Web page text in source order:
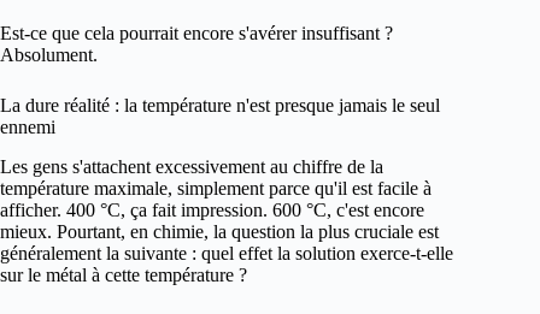
Est-ce que cela pourrait encore s'avérer insuffisant ?
Absolument.
La dure réalité : la température n'est presque jamais le seul
ennemi
Les gens s'attachent excessivement au chiffre de la
température maximale, simplement parce qu'il est facile à
afficher. 400 °C, ça fait impression. 600 °C, c'est encore
mieux. Pourtant, en chimie, la question la plus cruciale est
généralement la suivante : quel effet la solution exerce-t-elle
sur le métal à cette température ?